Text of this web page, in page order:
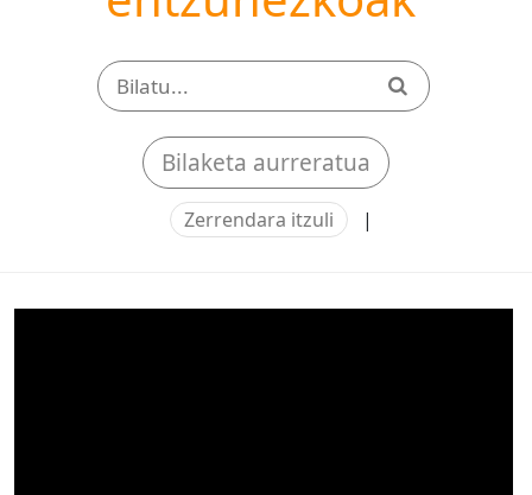
Bilaketa aurreratua
Zerrendara itzuli |